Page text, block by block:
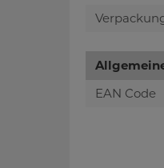
EAN Code